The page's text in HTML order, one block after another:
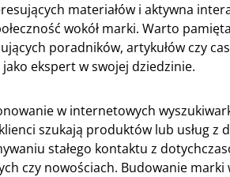
materiałów i aktywna
wokół marki. Warto
poradników, artykułów czy
ekspert w swojej dziedzinie.
w internetowych
szukają produktów lub usług z
stałego kontaktu z
czy nowościach. Budowanie marki